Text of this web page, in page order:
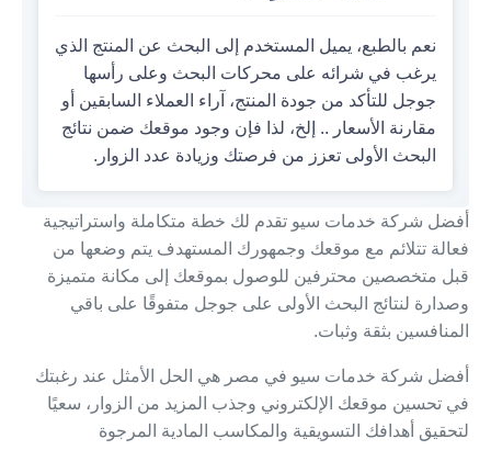
نعم بالطبع، يميل المستخدم إلى البحث عن المنتج الذي
يرغب في شرائه على محركات البحث وعلى رأسها
جوجل للتأكد من جودة المنتج، آراء العملاء السابقين أو
مقارنة الأسعار .. إلخ، لذا فإن وجود موقعك ضمن نتائج
البحث الأولى تعزز من فرصتك وزيادة عدد الزوار.
أفضل شركة خدمات سيو تقدم لك خطة متكاملة واستراتيجية
فعالة تتلائم مع موقعك وجمهورك المستهدف يتم وضعها من
قبل متخصصين محترفين للوصول بموقعك إلى مكانة متميزة
وصدارة لنتائج البحث الأولى على جوجل متفوقًا على باقي
المنافسين بثقة وثبات.
أفضل شركة خدمات سيو في مصر هي الحل الأمثل عند رغبتك
فيتحسين موقعك الإلكترونيوجذب المزيد من الزوار، سعيًا
لتحقيق أهدافك التسويقية والمكاسب المادية المرجوة